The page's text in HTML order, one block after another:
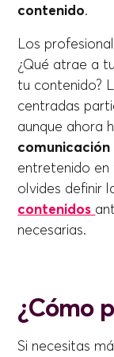
contenido.
Los
¿Qué atrae a
tu contenido?
centradas
aunque ahora
comunicación
entretenido en
olvides definir
contenidos
necesarias.
¿Cómo
Si necesitas